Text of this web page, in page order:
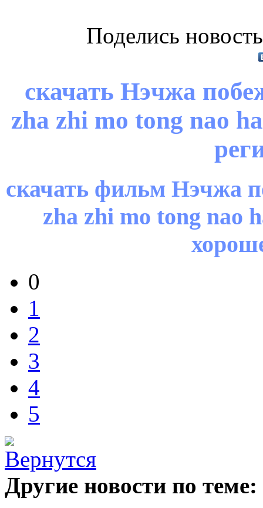
Поделись
скачать Нэчжа
zha zhi mo tong nao
скачать фильм Нэчжа
zha zhi mo tong nao
0
1
2
3
4
5
Другие новости по теме: